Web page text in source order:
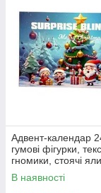
Адвент-календар
гумові фігурки,
гномики, стоячі
коробці
В наявності